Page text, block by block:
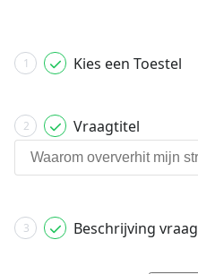
1 Kies een Toestel
2 Vraagtitel
3 Beschrijving vraag